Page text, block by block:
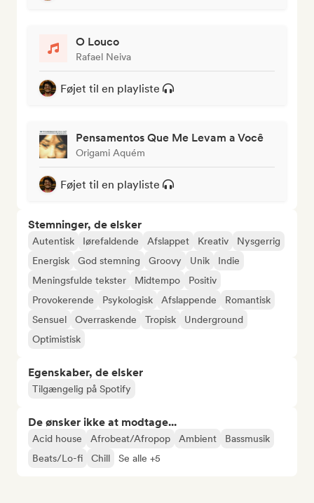
O Louco
Rafael Neiva
Føjet til en playliste
Pensamentos Que Me Levam a Você
Origami Aquém
Føjet til en playliste
Stemninger, de elsker
Autentisk Iørefaldende Afslappet Kreativ
Nysgerrig
Energisk
God stemning Groovy Unik
Indie
Meningsfulde tekster
Midtempo
Positiv
Provokerende
Psykologisk Afslappende
Romantisk
Sensuel
Overraskende Tropisk
Underground
Optimistisk
Egenskaber, de elsker
Tilgængelig på Spotify
De ønsker ikke at modtage...
Acid house Afrobeat/Afropop Ambient
Bassmusik
Beats/Lo-fi
Chill Se alle +5